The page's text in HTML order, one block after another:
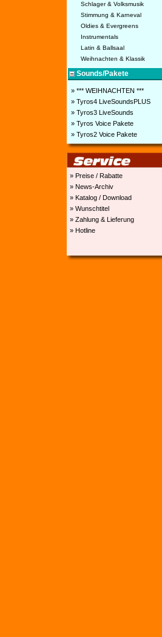
Schlager & Volksmusik
Stimmung & Karneval
Oldies & Evergreens
Instrumentals
Latin & Ballsaal
Weihnachten & Klassik
Sounds/Pakete
» *** WEIHNACHTEN ***
» Tyros4 LiveSoundsPLUS
» Tyros3 LiveSounds
» Tyros Voice Pakete
» Tyros2 Voice Pakete
» Preise / Rabatte
» News-Archiv
» Katalog / Download
» Wunschtitel
» Zahlung & Lieferung
» Hotline